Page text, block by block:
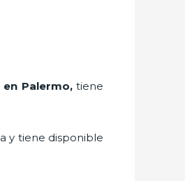
Palermo,tiene
y tiene disponible